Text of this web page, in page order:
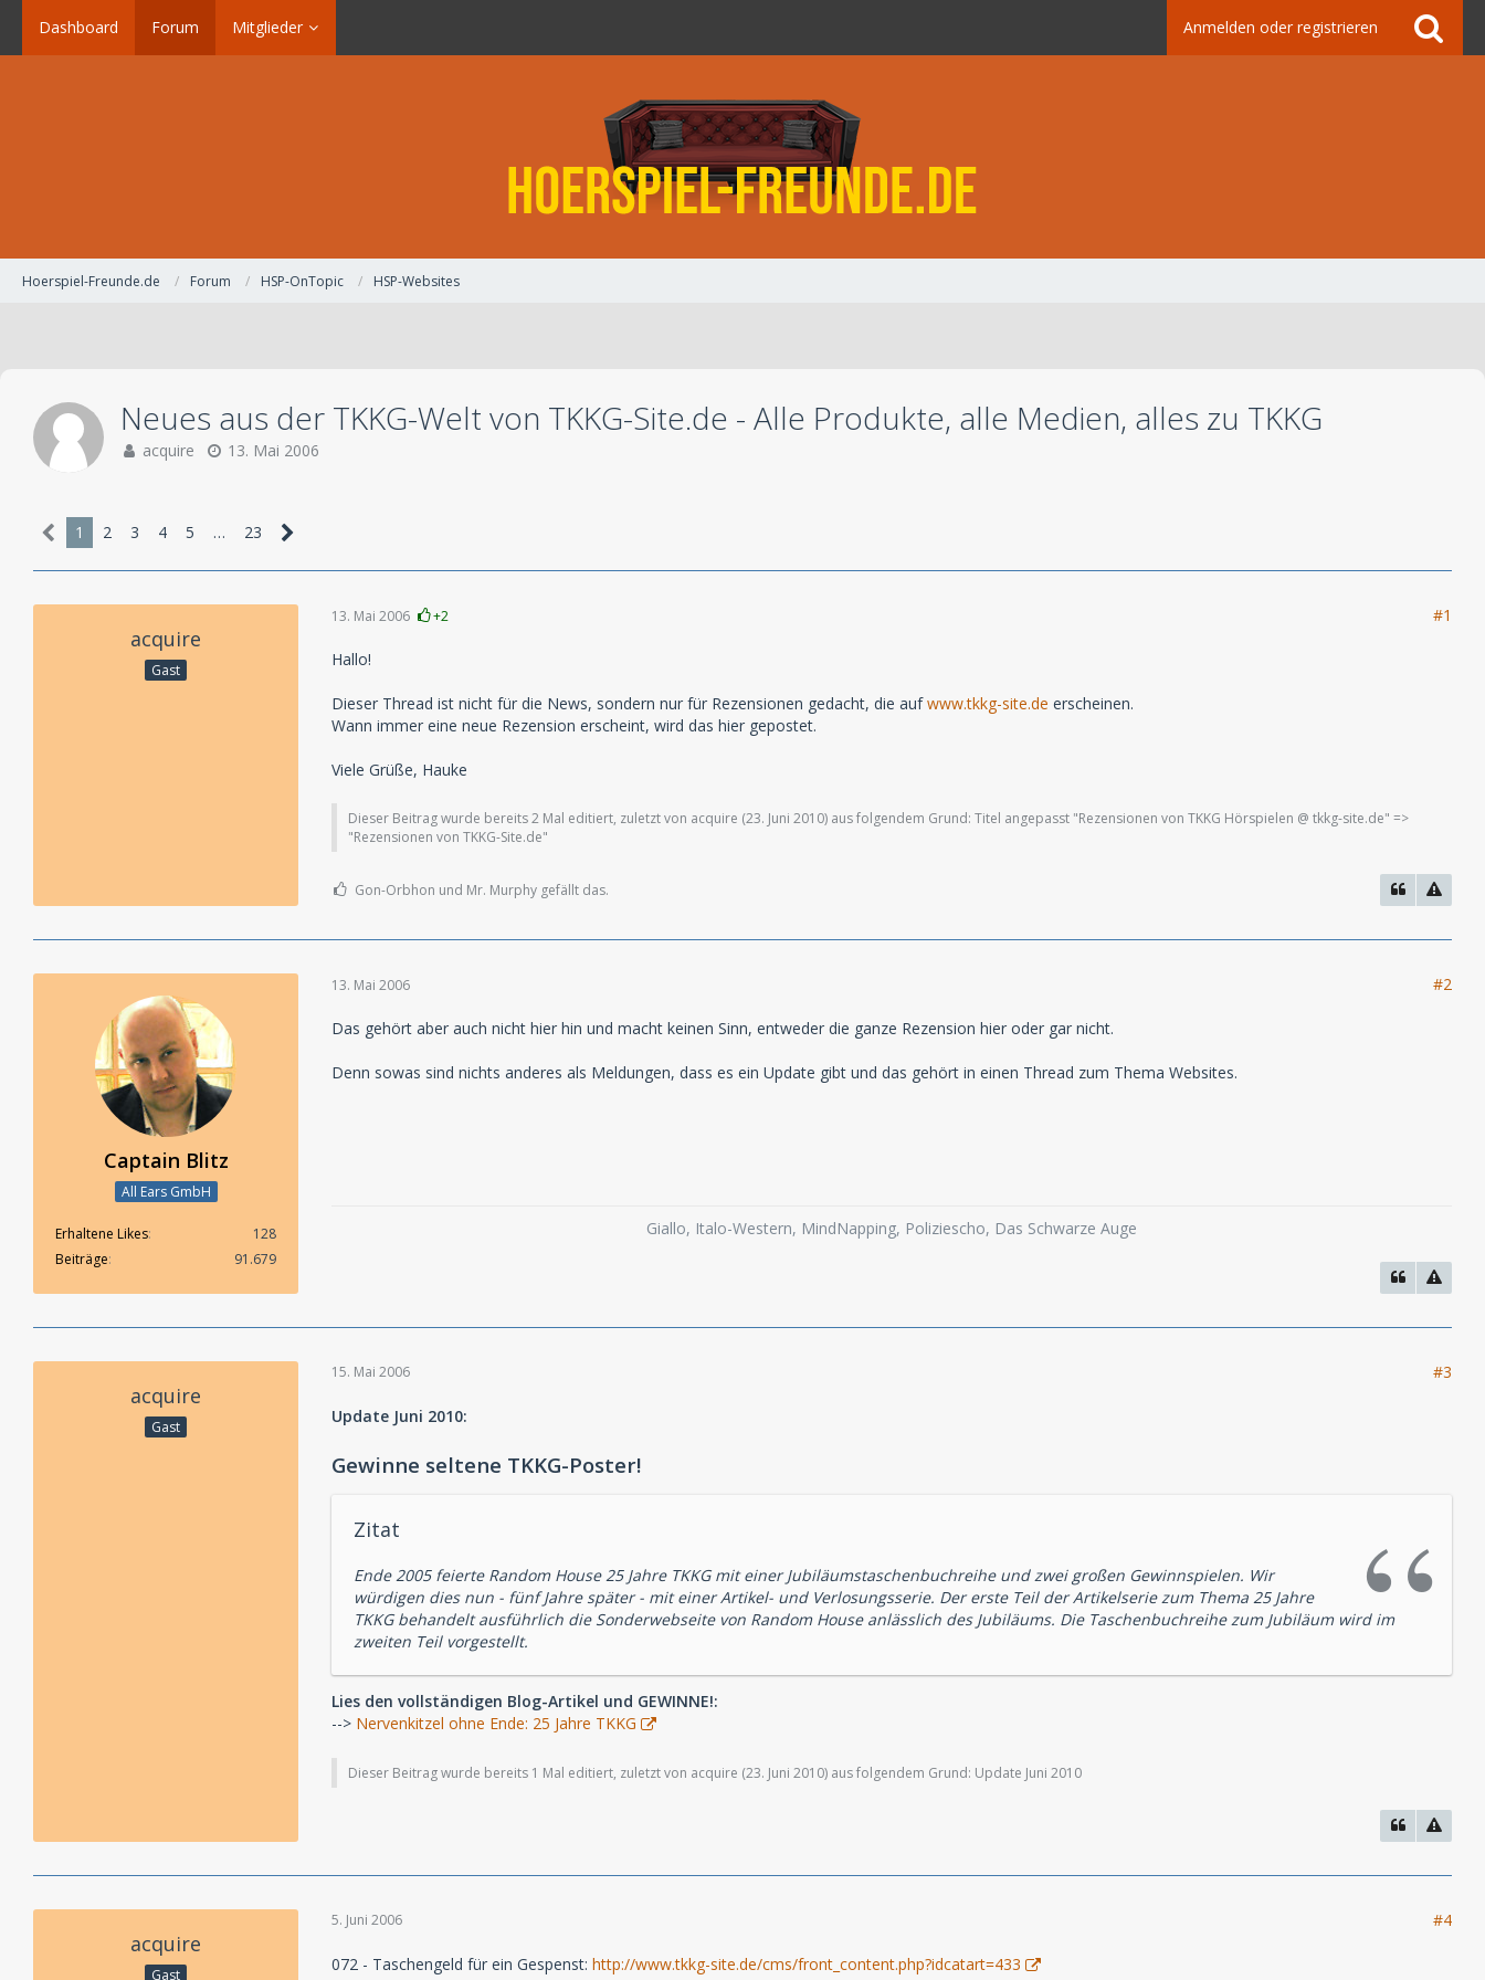
Dashboard Forum Mitglieder Anmelden oder registrieren
Hoerspiel-Freunde.de Forum HSP-OnTopic HSP-Websites
Neues aus der TKKG-Welt von TKKG-Site.de - Alle Produkte, alle Medien, alles zu TKKG
acquire 13. Mai 2006
1 2 3 4 5 … 23
acquire
Gast
13. Mai 2006 +2 #1
Hallo!
Dieser Thread ist nicht für die News, sondern nur für Rezensionen gedacht, die aufwww.tkkg-site.de erscheinen.
Wann immer eine neue Rezension erscheint, wird das hier gepostet.
Viele Grüße, Hauke
Dieser Beitrag wurde bereits 2 Mal editiert, zuletzt von acquire (23. Juni 2010) aus folgendem Grund: Titel angepasst "Rezensionen von TKKG Hörspielen @ tkkg-site.de" =>
"Rezensionen von TKKG-Site.de"
Gon-Orbhon und Mr. Murphy gefällt das.
Captain Blitz
All Ears GmbH
Erhaltene Likes
128
Beiträge
91.679
13. Mai 2006 #2
Das gehört aber auch nicht hier hin und macht keinen Sinn, entweder die ganze Rezension hier oder gar nicht.
Denn sowas sind nichts anderes als Meldungen, dass es ein Update gibt und das gehört in einen Thread zum Thema Websites.
Giallo, Italo-Western, MindNapping, Poliziescho, Das Schwarze Auge
acquire
Gast
15. Mai 2006 #3
Update Juni 2010:
Gewinne seltene TKKG-Poster!
Zitat
Ende 2005 feierte Random House 25 Jahre TKKG mit einer Jubiläumstaschenbuchreihe und zwei großen Gewinnspielen. Wir
würdigen dies nun - fünf Jahre später - mit einer Artikel- und Verlosungsserie. Der erste Teil der Artikelserie zum Thema 25 Jahre
TKKG behandelt ausführlich die Sonderwebseite von Random House anlässlich des Jubiläums. Die Taschenbuchreihe zum Jubiläum wird im
zweiten Teil vorgestellt.
Lies den vollständigen Blog-Artikel und GEWINNE!:
--> Nervenkitzel ohne Ende: 25 Jahre TKKG
Dieser Beitrag wurde bereits 1 Mal editiert, zuletzt von acquire (23. Juni 2010) aus folgendem Grund: Update Juni 2010
acquire
Gast
5. Juni 2006 #4
072 - Taschengeld für ein Gespenst: http://www.tkkg-site.de/cms/front_content.php?idcatart=433